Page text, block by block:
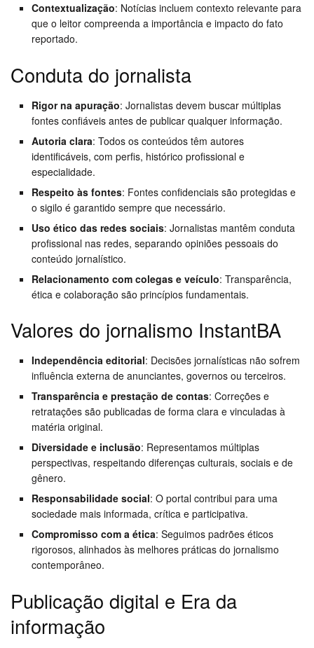
Contextualização: Notícias incluem contexto relevante para
que o leitor compreenda a importância e impacto do fato
reportado.
Conduta do jornalista
Rigor na apuração: Jornalistas devem buscar múltiplas
fontes confiáveis antes de publicar qualquer informação.
Autoria clara: Todos os conteúdos têm autores
identificáveis, com perfis, histórico profissional e
especialidade.
Respeito às fontes: Fontes confidenciais são protegidas e
o sigilo é garantido sempre que necessário.
Uso ético das redes sociais: Jornalistas mantêm conduta
profissional nas redes, separando opiniões pessoais do
conteúdo jornalístico.
Relacionamento com colegas e veículo: Transparência,
ética e colaboração são princípios fundamentais.
Valores do jornalismo InstantBA
Independência editorial: Decisões jornalísticas não sofrem
influência externa de anunciantes, governos ou terceiros.
Transparência e prestação de contas: Correções e
retratações são publicadas de forma clara e vinculadas à
matéria original.
Diversidade e inclusão: Representamos múltiplas
perspectivas, respeitando diferenças culturais, sociais e de
gênero.
Responsabilidade social: O portal contribui para uma
sociedade mais informada, crítica e participativa.
Compromisso com a ética: Seguimos padrões éticos
rigorosos, alinhados às melhores práticas do jornalismo
contemporâneo.
Publicação digital e Era da
informação